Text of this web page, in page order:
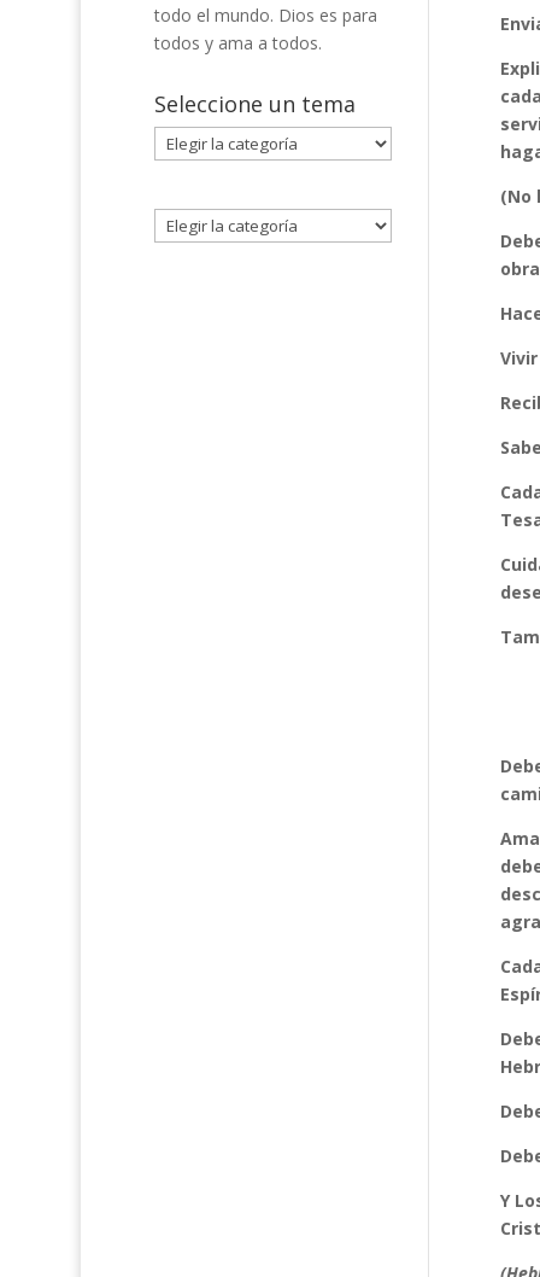
(No
Y
todo el mundo. Dios es para
todos y ama a todos.
Seleccione un tema
Seleccione
un